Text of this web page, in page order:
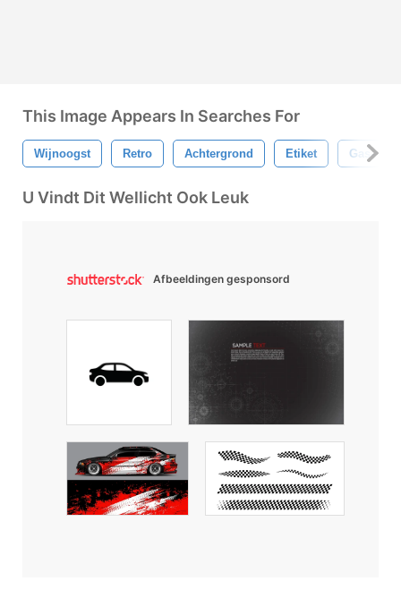
This Image Appears In Searches For
Wijnoogst Retro Achtergrond Etiket Gas-
U Vindt Dit Wellicht Ook Leuk
Afbeeldingen gesponsord